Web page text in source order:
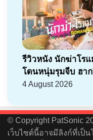
รีวิวหนัง นักฆ่าโร
โดนหนุ่มรุมจีบ ฮา
4 August 2026
© Copyright PatSonic
เว็บไซต์นี้อาจมีลิงก์ที่เ